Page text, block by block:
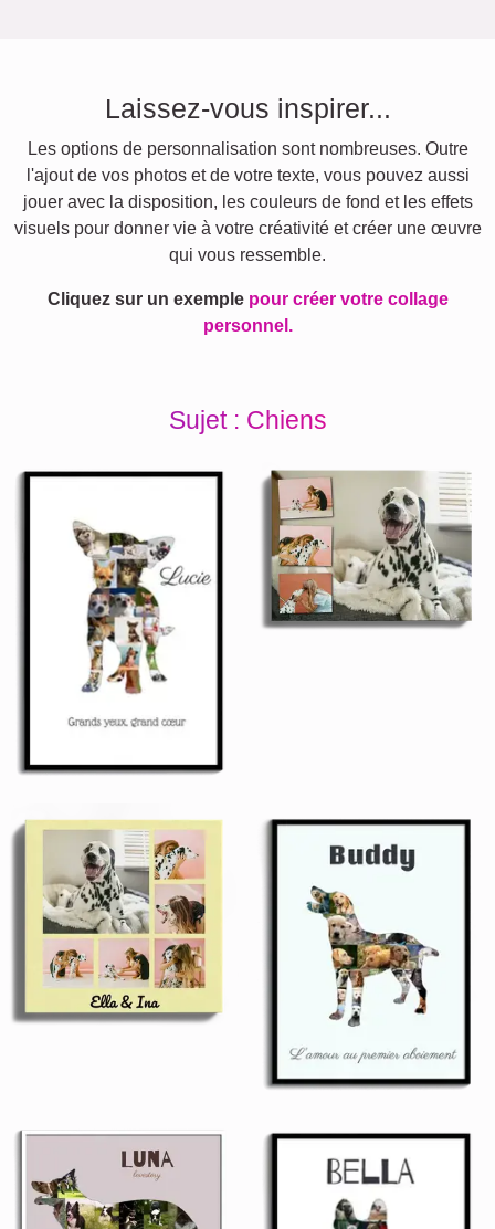
Laissez-vous inspirer...
Les options de personnalisation sont nombreuses. Outre
l'ajout de vos photos et de votre texte, vous pouvez aussi
jouer avec la disposition, les couleurs de fond et les effets
visuels pour donner vie à votre créativité et créer une œuvre
qui vous ressemble.
Cliquez sur un exemple pour créer votre collage
personnel.
Sujet : Chiens